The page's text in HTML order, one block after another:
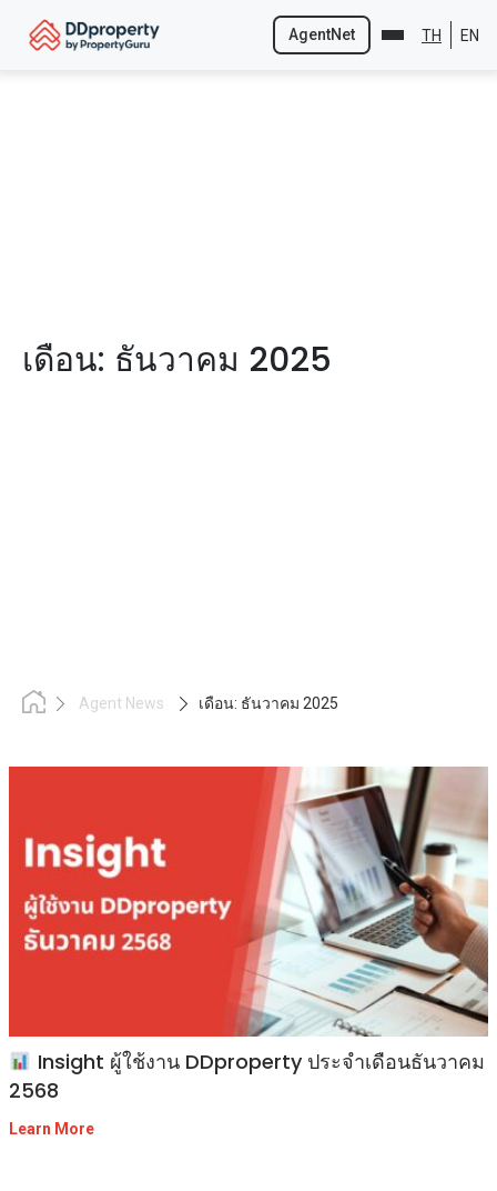
AgentNet TH EN
เดือน: ธันวาคม 2025
Agent News เดือน: ธันวาคม 2025
Insight ผู้ใช้งาน DDproperty ประจำเดือนธันวาคม
2568
Learn More